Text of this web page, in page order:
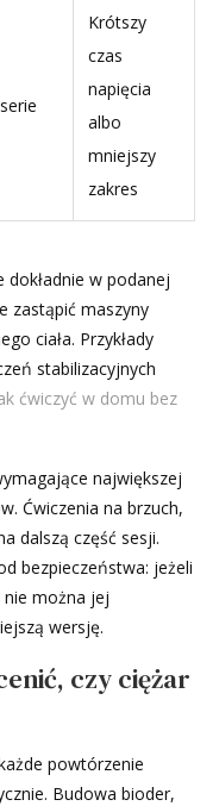
Krótszy
czas
napięcia
albo
mniejszy
zakres
dokładnie w podanej
zastąpić maszyny
ciała. Przykłady
stabilizacyjnych
ćwiczyć w domu bez
największej
Ćwiczenia na brzuch,
dalszą część sesji.
bezpieczeństwa: jeżeli
można jej
wersję.
czy ciężar
powtórzenie
Budowa bioder,